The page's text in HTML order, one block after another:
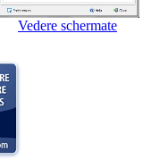
Vedere schermate